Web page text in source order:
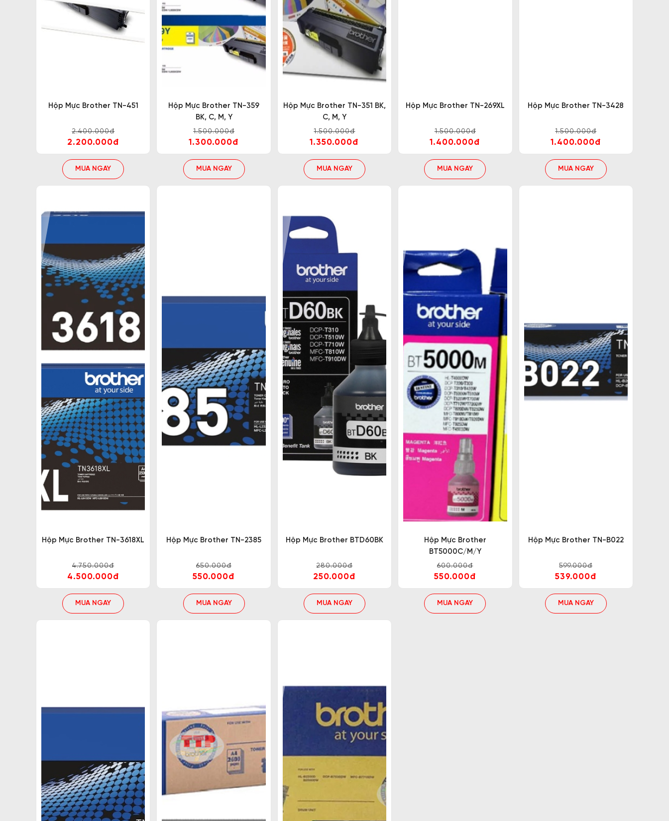
Hộp Mực Brother TN-451
2.400.000đ
2.200.000đ
MUA NGAY
Hộp Mực Brother TN-359
BK, C, M, Y
1.500.000đ
1.300.000đ
MUA NGAY
Hộp Mực Brother TN-351 BK,
C, M, Y
1.500.000đ
1.350.000đ
MUA NGAY
Hộp Mực Brother TN-269XL
1.500.000đ
1.400.000đ
MUA NGAY
Hộp Mực Brother TN-3428
1.500.000đ
1.400.000đ
MUA NGAY
Hộp Mực Brother TN-3618XL
4.750.000đ
4.500.000đ
MUA NGAY
Hộp Mực Brother TN-2385
650.000đ
550.000đ
MUA NGAY
Hộp Mực Brother BTD60BK
280.000đ
250.000đ
MUA NGAY
Hộp Mực Brother
BT5000C/M/Y
600.000đ
550.000đ
MUA NGAY
Hộp Mực Brother TN-B022
599.000đ
539.000đ
MUA NGAY